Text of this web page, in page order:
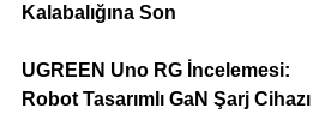
Kalabalığına Son
UGREEN Uno RG İncelemesi:
Robot Tasarımlı GaN Şarj Cihazı